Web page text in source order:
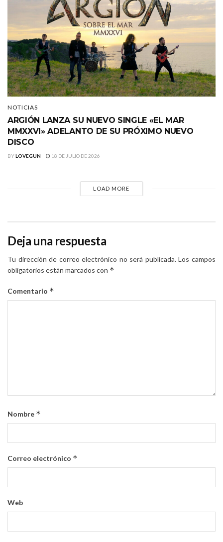
NOTICIAS
ARGIÓN LANZA SU NUEVO SINGLE «EL MAR
MMXXVI» ADELANTO DE SU PRÓXIMO NUEVO
DISCO
BYLOVEGUN 18 DE JULIO DE 2026
LOAD MORE
Deja una respuesta
Tu dirección de correo electrónico no será publicada. Los campos
obligatorios están marcados con *
Comentario *
Nombre *
Correo electrónico *
Web